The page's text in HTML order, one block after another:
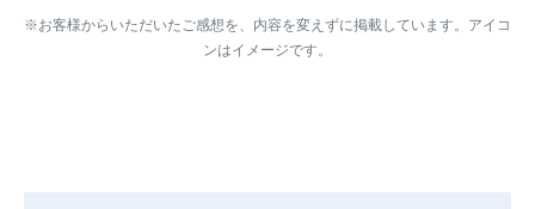
※お客様からいただいたご感想を、内容を変えずに掲載しています。アイコ
ンはイメージです。